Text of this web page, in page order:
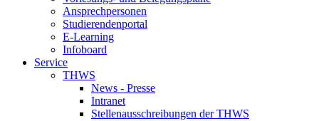
Ansprechpersonen
Studierendenportal
E-Learning
Infoboard
Service
THWS
News - Presse
Intranet
Stellenausschreibungen der THWS